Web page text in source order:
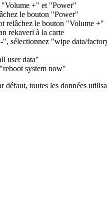
"Volume +" et "Power"
le bouton "Power"
relâchez le bouton "Volume +"
rekaveri à la carte
sélectionnez "wipe data/
user data"
system now"
défaut, toutes les données